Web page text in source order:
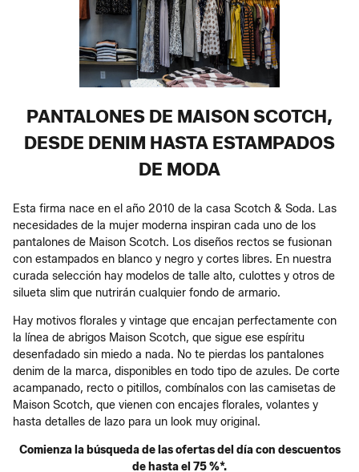
PANTALONES DE MAISON SCOTCH,
DESDE DENIM HASTA ESTAMPADOS
DE MODA
Esta firma nace en el año 2010 de la casa Scotch & Soda. Las
necesidades de la mujer moderna inspiran cada uno de los
pantalones de Maison Scotch. Los diseños rectos se fusionan
con estampados en blanco y negro y cortes libres. En nuestra
curada selección hay modelos de talle alto, culottes y otros de
silueta slim que nutrirán cualquier fondo de armario.
Hay motivos florales y vintage que encajan perfectamente con
la línea de abrigos Maison Scotch, que sigue ese espíritu
desenfadado sin miedo a nada. No te pierdas los pantalones
denim de la marca, disponibles en todo tipo de azules. De corte
acampanado, recto o pitillos, combínalos con las camisetas de
Maison Scotch, que vienen con encajes florales, volantes y
hasta detalles de lazo para un look muy original.
Comienza la búsqueda de las ofertas del día con descuentos
de hasta el 75 %*.